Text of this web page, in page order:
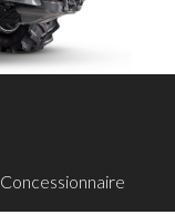
Concessionnaire